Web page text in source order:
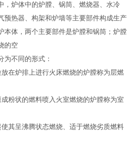
，炉体中的炉膛、锅筒、燃烧器、水冷
预热器、构架和炉墙等主要部件构成生产
本体，两个主要部件是炉膛和锅筒；炉膛
的空
为不同的形式：
炉排上进行火床燃烧的炉膛称为层燃
状的燃料喷入火室燃烧的炉膛称为室
呈沸腾状态燃烧、适于燃烧劣质燃料